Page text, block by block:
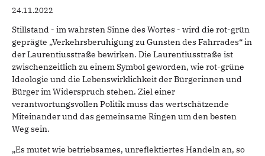
24.11.2022
Stillstand - im wahrsten Sinne des Wortes - wird die rot-grün
geprägte „Verkehrsberuhigung zu Gunsten des Fahrrades“ in
der Laurentiusstraße bewirken. Die Laurentiusstraße ist
zwischenzeitlich zu einem Symbol geworden, wie rot-grüne
Ideologie und die Lebenswirklichkeit der Bürgerinnen und
Bürger im Widerspruch stehen. Ziel einer
verantwortungsvollen Politik muss das wertschätzende
Miteinander und das gemeinsame Ringen um den besten
Weg sein.
„Es mutet wie betriebsames, unreflektiertes Handeln an, so